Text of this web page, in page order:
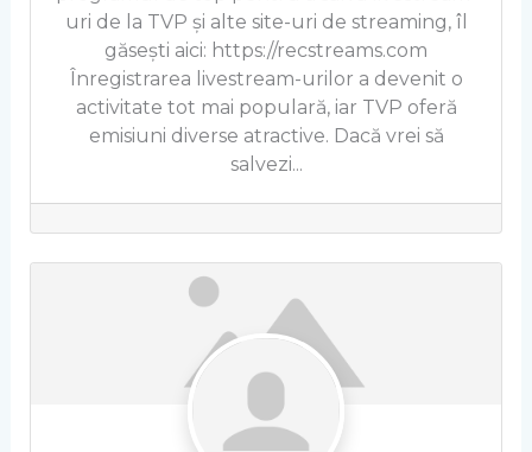
uri de la TVP și alte site-uri de streaming, îl
găsești aici: https://recstreams.com
Înregistrarea livestream-urilor a devenit o
activitate tot mai populară, iar TVP oferă
emisiuni diverse atractive. Dacă vrei să
salvezi...